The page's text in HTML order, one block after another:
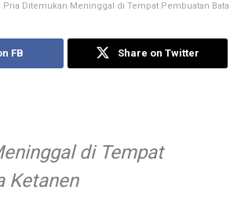
Pria Ditemukan Meninggal di Tempat Pembuatan
FB Share on Twitter
di Tempat
Ketanen